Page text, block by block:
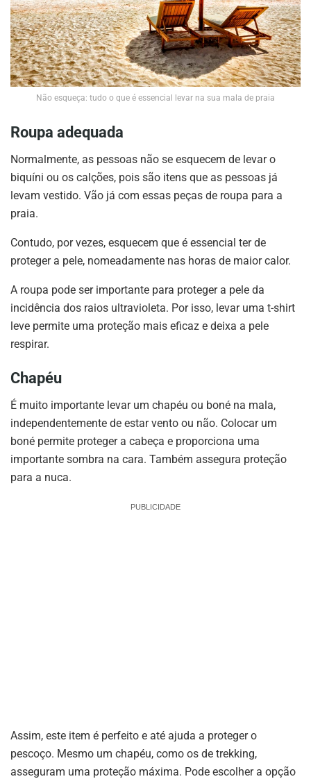
Não esqueça: tudo o que é essencial levar na sua mala de praia
Roupa adequada
Normalmente, as pessoas não se esquecem de levar o
biquíni ou os calções, pois são itens que as pessoas já
levam vestido. Vão já com essas peças de roupa para a
praia.
Contudo, por vezes, esquecem que é essencial ter de
proteger a pele, nomeadamente nas horas de maior calor.
A roupa pode ser importante para proteger a pele da
incidência dos raios ultravioleta. Por isso, levar uma t-shirt
leve permite uma proteção mais eficaz e deixa a pele
respirar.
Chapéu
É muito importante levar um chapéu ou boné na mala,
independentemente de estar vento ou não. Colocar um
boné permite proteger a cabeça e proporciona uma
importante sombra na cara. Também assegura proteção
para a nuca.
PUBLICIDADE
Assim, este item é perfeito e até ajuda a proteger o
pescoço. Mesmo um chapéu, como os de trekking,
asseguram uma proteção máxima. Pode escolher a opção